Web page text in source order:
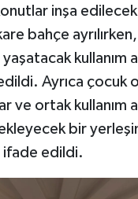
inşa
bahçe
kullanım
Ayrıca çocuk
ve ortak kullanım
bir
ifade edildi.